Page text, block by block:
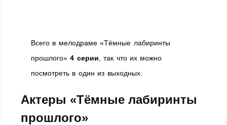
Всего в мелодраме «Тёмные лабиринты
прошлого»4 серии , так что их можно
посмотреть в один из выходных.
Актеры «Тёмные лабиринты
прошлого»